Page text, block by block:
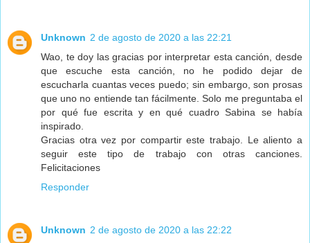
Unknown 2 de agosto de 2020 a las 22:21
Wao, te doy las gracias por interpretar esta canción, desde
que escuche esta canción, no he podido dejar de
escucharla cuantas veces puedo; sin embargo, son prosas
que uno no entiende tan fácilmente. Solo me preguntaba el
por qué fue escrita y en qué cuadro Sabina se había
inspirado.
Gracias otra vez por compartir este trabajo. Le aliento a
seguir este tipo de trabajo con otras canciones.
Felicitaciones
Responder
Unknown 2 de agosto de 2020 a las 22:22